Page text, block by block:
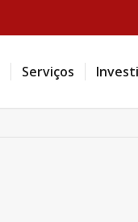
Serviços